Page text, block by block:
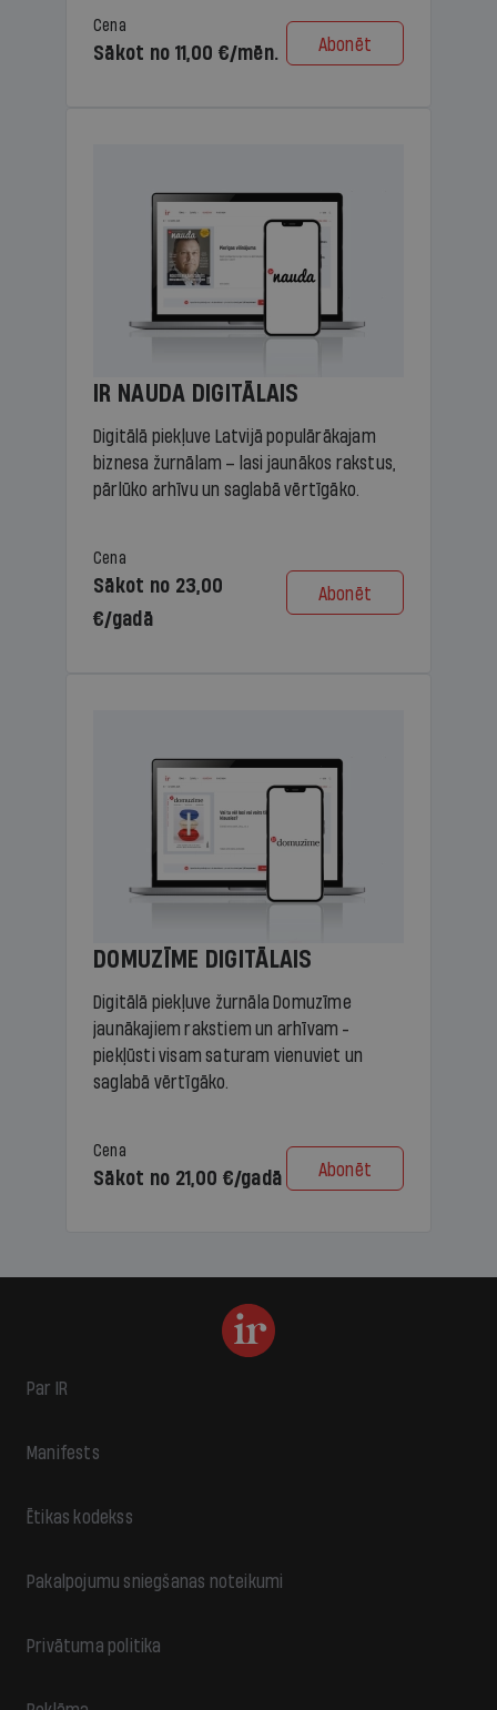
Cena
Sākot no 11,00 €/mēn. Abonēt
IR NAUDA DIGITĀLAIS
Digitālā piekļuve Latvijā populārākajam
biznesa žurnālam – lasi jaunākos rakstus,
pārlūko arhīvu un saglabā vērtīgāko.
Cena
Sākot no 23,00
€/gadā
Abonēt
DOMUZĪME DIGITĀLAIS
Digitālā piekļuve žurnāla Domuzīme
jaunākajiem rakstiem un arhīvam -
piekļūsti visam saturam vienuviet un
saglabā vērtīgāko.
Cena
Sākot no 21,00 €/gadā Abonēt
Par IR
Manifests
Ētikas kodekss
Pakalpojumu sniegšanas noteikumi
Privātuma politika